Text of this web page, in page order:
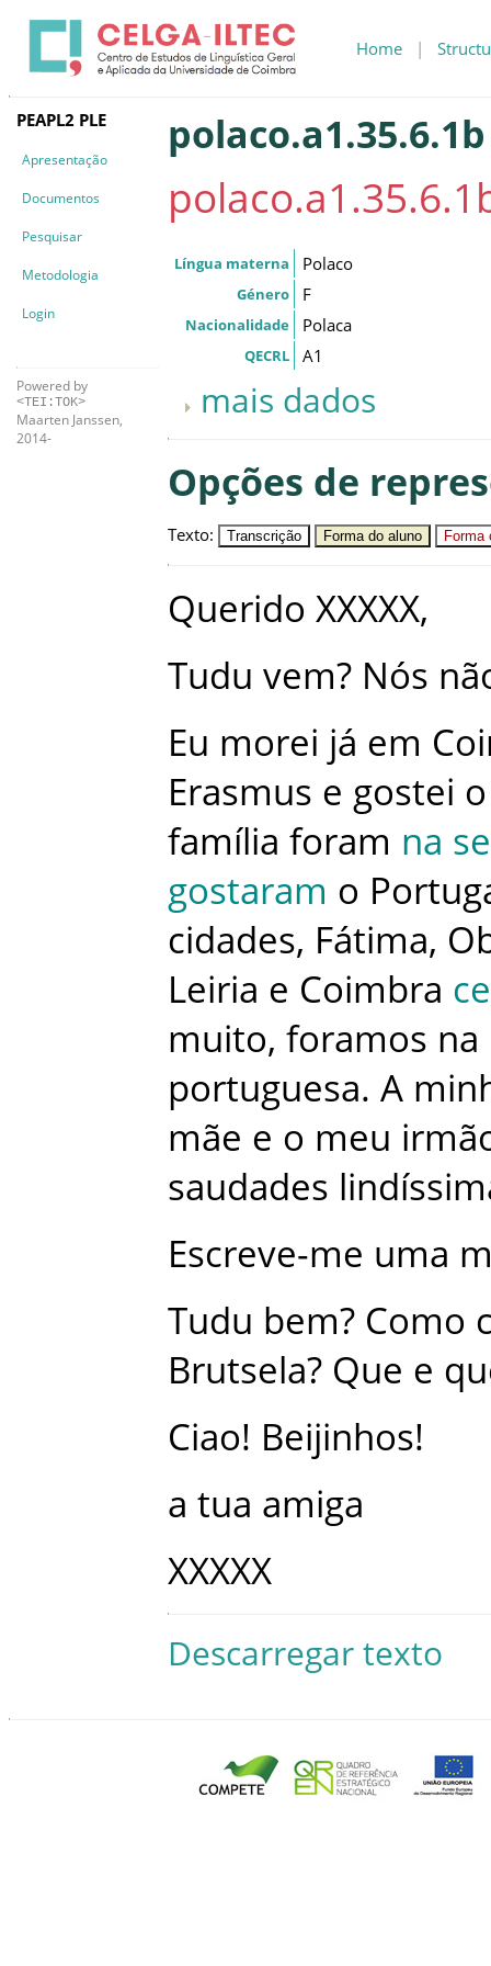
Home |
PEAPL2 PLE
Apresentação
Documentos
Pesquisar
Metodologia
Login
Powered by
<TEI:TOK>
Maarten Janssen,
2014-
polaco.a1.35.6.1b
Língua materna Polaco
Género F
Nacionalidade Polaca
QECRL A1
mais dados
Opções de
Texto: Transcrição Forma do aluno Forma
Querido XXXXX,
Tudu vem? Nós
Eu morei já em
Erasmus e gostei o
família foram na
gostaram o
cidades, Fátima,
Leiria e Coimbra
muito, foramos na
portuguesa. A
mãe e o meu
saudades
Escreve-me uma
Tudu bem? Como
Brutsela? Que e
Ciao! Beijinhos!
a tua amiga
XXXXX
Descarregar texto